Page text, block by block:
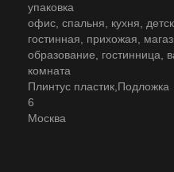
упаковка
офис, спальня, кухня,
гостинная, прихожая,
образование, гостинница,
комната
Плинтус пластик,Подложка
6
Москва